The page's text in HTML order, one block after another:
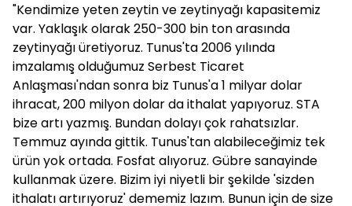
"Kendimize yeten zeytin ve zeytinyağı kapasitemiz
var. Yaklaşık olarak 250-300 bin ton arasında
zeytinyağı üretiyoruz. Tunus'ta 2006 yılında
imzalamış olduğumuz Serbest Ticaret
Anlaşması'ndan sonra biz Tunus'a 1 milyar dolar
ihracat, 200 milyon dolar da ithalat yapıyoruz. STA
bize artı yazmış. Bundan dolayı çok rahatsızlar.
Temmuz ayında gittik. Tunus'tan alabileceğimiz tek
ürün yok ortada. Fosfat alıyoruz. Gübre sanayinde
kullanmak üzere. Bizim iyi niyetli bir şekilde 'sizden
ithalatı artırıyoruz' dememiz lazım. Bunun için de size